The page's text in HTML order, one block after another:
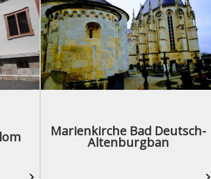
Marienkirche Bad Deutsch-
Altenburgban